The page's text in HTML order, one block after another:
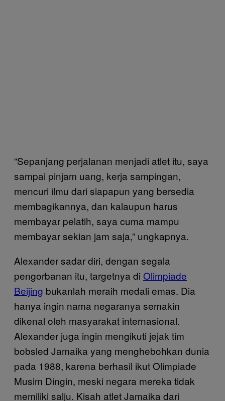
“Sepanjang perjalanan menjadi atlet itu, saya
sampai pinjam uang, kerja sampingan,
mencuri ilmu dari siapapun yang bersedia
membagikannya, dan kalaupun harus
membayar pelatih, saya cuma mampu
membayar sekian jam saja,” ungkapnya.
Alexander sadar diri, dengan segala
pengorbanan itu, targetnya di Olimpiade
Beijing bukanlah meraih medali emas. Dia
hanya ingin nama negaranya semakin
dikenal oleh masyarakat internasional.
Alexander juga ingin mengikuti jejak tim
bobsled Jamaika yang menghebohkan dunia
pada 1988, karena berhasil ikut Olimpiade
Musim Dingin, meski negara mereka tidak
memiliki salju. Kisah atlet Jamaika dari